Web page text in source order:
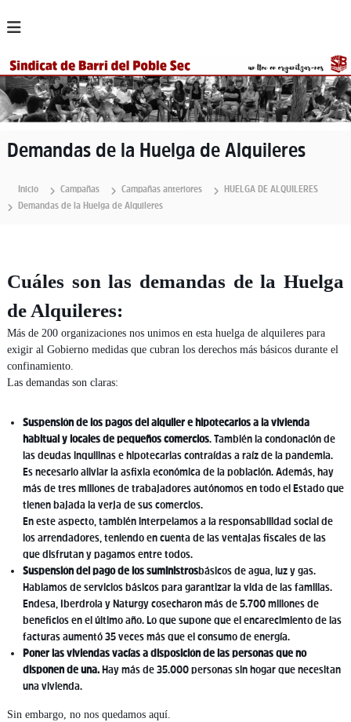
a
r
a
l
Demandas de la Huelga de Alquileres
Inicio Campañas Campañas anteriores
HUELGA DE ALQUILERES
Demandas de la Huelga de Alquileres
Cuáles son las demandas de la Huelga
de Alquileres:
Más de 200 organizaciones nos unimos en esta huelga de alquileres para
exigir al Gobierno medidas que cubran los derechos más básicos durante el
confinamiento.
Las demandas son claras:
Suspensión de los pagos del alquiler e hipotecarios a la vivienda
habitual y locales de pequeños comercios. También la condonación de
las deudas inquilinas e hipotecarias contraídas a raíz de la pandemia.
Es necesario aliviar la asfixia económica de la población. Además, hay
más de tres millones de trabajadores autónomos en todo el Estado que
tienen bajada la verja de sus comercios.
En este aspecto, también interpelamos a la responsabilidad social de
los arrendadores, teniendo en cuenta de las ventajas fiscales de las
que disfrutan y pagamos entre todos.
Suspensión del pago de los suministrosbásicos de agua, luz y gas.
Hablamos de servicios básicos para garantizar la vida de las familias.
Endesa, Iberdrola y Naturgy cosecharon más de 5.700 millones de
beneficios en el último año. Lo que supone que el encarecimiento de las
facturas aumentó 35 veces más que el consumo de energía.
Poner las viviendas vacías a disposición de las personas que no
disponen de una. Hay más de 35.000 personas sin hogar que necesitan
una vivienda.
Sin embargo, no nos quedamos aquí.